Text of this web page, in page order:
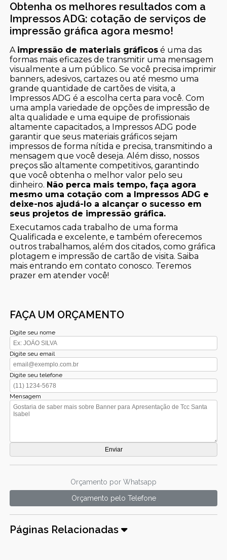
Obtenha os melhores resultados com a
Impressos ADG: cotação de serviços de
impressão gráfica agora mesmo!
A impressão de materiais gráficos é uma das
formas mais eficazes de transmitir uma mensagem
visualmente a um público. Se você precisa imprimir
banners, adesivos, cartazes ou até mesmo uma
grande quantidade de cartões de visita, a
Impressos ADG é a escolha certa para você. Com
uma ampla variedade de opções de impressão de
alta qualidade e uma equipe de profissionais
altamente capacitados, a Impressos ADG pode
garantir que seus materiais gráficos sejam
impressos de forma nítida e precisa, transmitindo a
mensagem que você deseja. Além disso, nossos
preços são altamente competitivos, garantindo
que você obtenha o melhor valor pelo seu
dinheiro. Não perca mais tempo, faça agora
mesmo uma cotação com a Impressos ADG e
deixe-nos ajudá-lo a alcançar o sucesso em
seus projetos de impressão gráfica.
Executamos cada trabalho de uma forma
Qualificada e excelente, e também oferecemos
outros trabalhamos, além dos citados, como gráfica
plotagem e impressão de cartão de visita. Saiba
mais entrando em contato conosco. Teremos
prazer em atender você!
FAÇA UM ORÇAMENTO
Digite seu nome
Digite seu email
Digite seu telefone
Mensagem
Orçamento por Whatsapp
Orçamento pelo Telefone
Páginas Relacionadas